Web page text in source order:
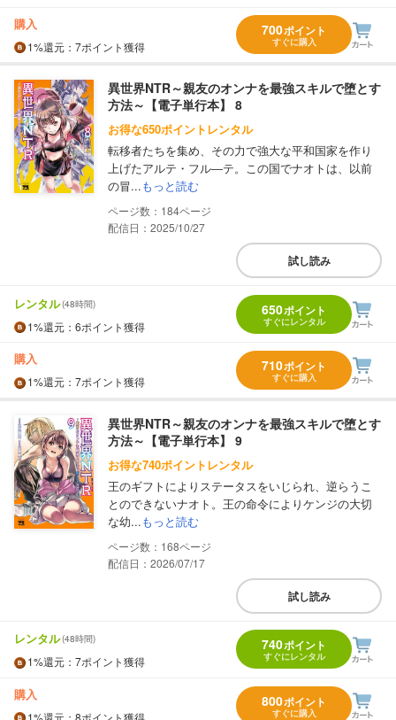
購入
1%還元 ：7ポイント獲得
700ポイント
すぐに購入
異世界NTR～親友のオンナを最強スキルで堕とす
方法～【電子単行本】 8
お得な650ポイントレンタル
転移者たちを集め、その力で強大な平和国家を作り
上げたアルテ・フル―テ。この国でナオトは、以前
の冒...もっと読む
184
配信日：2025/10/27
試し読み
レンタル(48時間)
1%還元 ：6ポイント獲得
650ポイント
すぐにレンタル
購入
1%還元 ：7ポイント獲得
710ポイント
すぐに購入
異世界NTR～親友のオンナを最強スキルで堕とす
方法～【電子単行本】 9
お得な740ポイントレンタル
王のギフトによりステータスをいじられ、逆らうこ
とのできないナオト。王の命令によりケンジの大切
な幼...もっと読む
168
配信日：2026/07/17
試し読み
レンタル(48時間)
1%還元 ：7ポイント獲得
740ポイント
すぐにレンタル
購入
1%還元 ：8ポイント獲得
800ポイント
すぐに購入